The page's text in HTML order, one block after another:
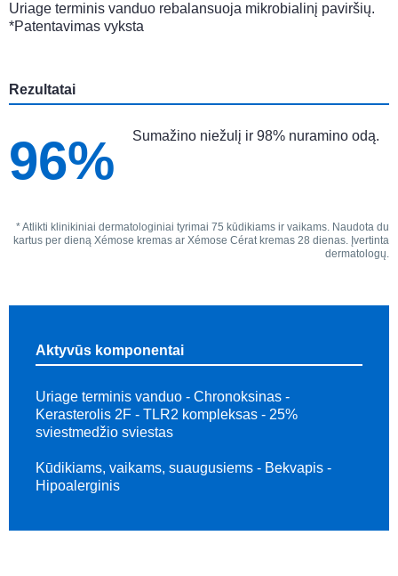
Uriage terminis vanduo rebalansuoja mikrobialinį paviršių.
*Patentavimas vyksta
Rezultatai
96% Sumažino niežulį ir 98% nuramino odą.
* Atlikti klinikiniai dermatologiniai tyrimai 75 kūdikiams ir vaikams. Naudota du
kartus per dieną Xémose kremas ar Xémose Cérat kremas 28 dienas. Įvertinta
dermatologų.
Aktyvūs komponentai
Uriage terminis vanduo - Chronoksinas -
Kerasterolis 2F - TLR2 kompleksas - 25%
sviestmedžio sviestas
Kūdikiams, vaikams, suaugusiems - Bekvapis -
Hipoalerginis